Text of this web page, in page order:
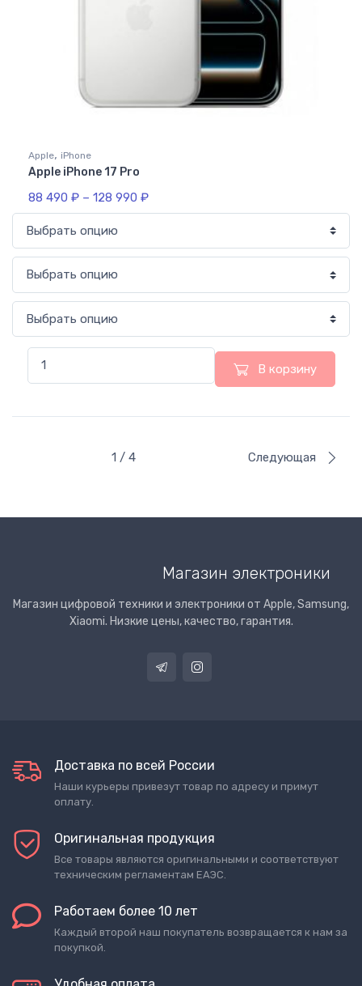
Apple, iPhone
Apple iPhone 17 Pro
88 490 ₽ – 128 990 ₽
В корзину
1 / 4 Следующая
Магазин электроники
Магазин цифровой техники и электроники от Apple, Samsung,
Xiaomi. Низкие цены, качество, гарантия.
Доставка по всей России
Наши курьеры привезут товар по адресу и примут
оплату.
Оригинальная продукция
Все товары являются оригинальными и соответствуют
техническим регламентам ЕАЭС.
Работаем более 10 лет
Каждый второй наш покупатель возвращается к нам за
покупкой.